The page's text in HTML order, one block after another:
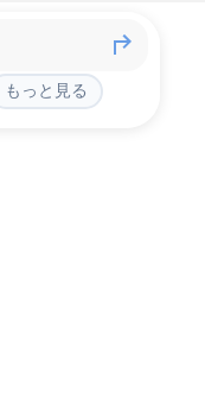
もっと見る